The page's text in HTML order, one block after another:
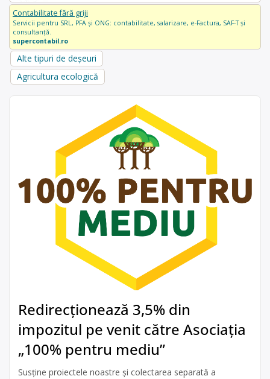
Contabilitate fără griji
Servicii pentru SRL, PFA și ONG: contabilitate, salarizare, e-Factura, SAF-T și
consultanță.
supercontabil.ro
Alte tipuri de deșeuri
Agricultura ecologică
Redirecționează 3,5% din
impozitul pe venit către Asociația
„100% pentru mediu”
Susține proiectele noastre și colectarea separată a